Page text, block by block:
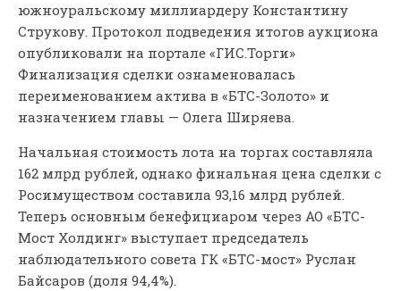
южноуральскому миллиардеру Константину
Струкову. Протокол подведения итогов аукциона
опубликовали на портале «ГИС.Торги»
Финализация сделки ознаменовалась
переименованием актива в «БТС-Золото» и
назначением главы — Олега Ширяева.
Начальная стоимость лота на торгах составляла
162 млрд рублей, однако финальная цена сделки с
Росимуществом составила 93,16 млрд рублей.
Теперь основным бенефициаром через АО «БТС-
Мост Холдинг» выступает председатель
наблюдательного совета ГК «БТС-мост» Руслан
Байсаров (доля 94,4%).